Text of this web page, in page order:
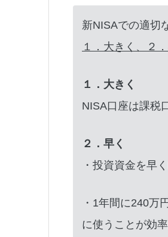
新NISAでの適切
１．大きく、２
１．大きく
NISA口座は課税
２．早く
・投資資金を早
・1年間に240万
に使うことが効